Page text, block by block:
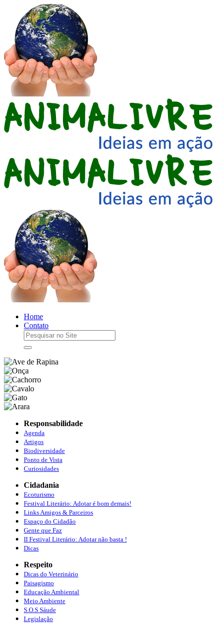
Home
Contato
Responsabilidade
Agenda
Artigos
Biodiversidade
Ponto de Vista
Curiosidades
Cidadania
Ecoturismo
Festival Literário: Adotar é bom demais!
Links Amigos & Parceiros
Espaço do Cidadão
Gente que Faz
II Festival Literário: Adotar não basta !
Dicas
Respeito
Dicas do Veterinário
Paisagismo
Educação Ambiental
Meio Ambiente
S.O.S Sáude
Legislação